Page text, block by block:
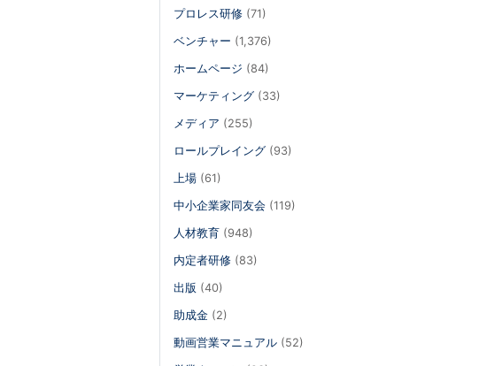
プロレス研修 (71)
ベンチャー (1,376)
ホームページ (84)
マーケティング (33)
メディア (255)
ロールプレイング (93)
上場 (61)
中小企業家同友会 (119)
人材教育 (948)
内定者研修 (83)
出版 (40)
助成金 (2)
動画営業マニュアル (52)